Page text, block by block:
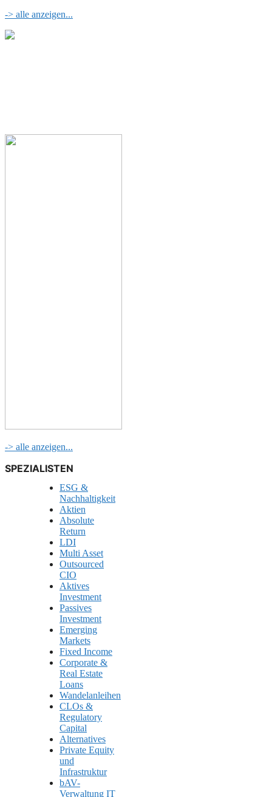
-> alle anzeigen...
-> alle anzeigen...
SPEZIALISTEN
ESG &
Nachhaltigkeit
Aktien
Absolute
Return
LDI
Multi Asset
Outsourced
CIO
Aktives
Investment
Passives
Investment
Emerging
Markets
Fixed Income
Corporate &
Real Estate
Loans
Wandelanleihen
CLOs &
Regulatory
Capital
Alternatives
Private Equity
und
Infrastruktur
bAV-
Verwaltung IT